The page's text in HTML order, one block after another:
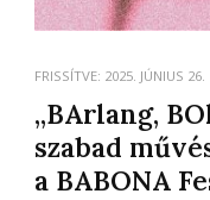
FRISSÍTVE: 2025. JÚNIUS 26.
„BArlang,
szabad
a BABONA